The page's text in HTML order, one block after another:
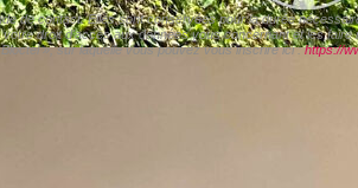
de contact. Elles sont conservées pour la durée
droit d'accès aux données vous concernant et les faire
», sur laquelle vous pouvez vous inscrire ici :https://